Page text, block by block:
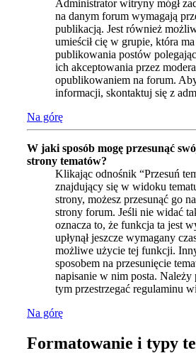
Administrator witryny mógł
na danym forum wymagają
publikacją. Jest również
umieścił cię w grupie, która
publikowania postów
ich akceptowania przez
opublikowaniem na forum.
informacji, skontaktuj się z
Na górę
W jaki sposób mogę przesunąć
strony tematów?
Klikając odnośnik “Przesuń
znajdujący się w widoku
strony, możesz przesunąć go
strony forum. Jeśli nie widać
oznacza to, że funkcja ta jest
upłynął jeszcze wymagany
możliwe użycie tej funkcji.
sposobem na przesunięcie
napisanie w nim posta. Należy
tym przestrzegać regulaminu
Na górę
Formatowanie i typy